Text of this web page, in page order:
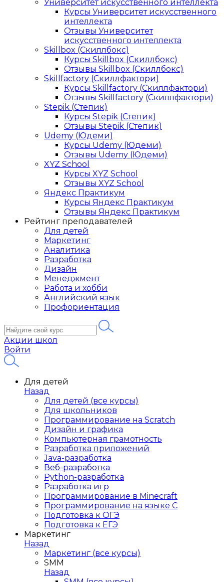
Университет искусственного интеллекта
Курсы Университет искусственного
интеллекта
Отзывы Университет
искусственного интеллекта
Skillbox (Скиллбокс)
Курсы Skillbox (Скиллбокс)
Отзывы Skillbox (Скиллбокс)
Skillfactory (Скиллфактори)
Курсы Skillfactory (Скиллфактори)
Отзывы Skillfactory (Скиллфактори)
Stepik (Степик)
Курсы Stepik (Степик)
Отзывы Stepik (Степик)
Udemy (Юдеми)
Курсы Udemy (Юдеми)
Отзывы Udemy (Юдеми)
XYZ School
Курсы XYZ School
Отзывы XYZ School
Яндекс Практикум
Курсы Яндекс Практикум
Отзывы Яндекс Практикум
Рейтинг преподавателей
Для детей
Маркетинг
Аналитика
Разработка
Дизайн
Менеджмент
Работа и хобби
Английский язык
Профориентация
Акции школ
Войти
Для детей
Назад
Для детей (все курсы)
Для школьников
Программирование на Scratch
Дизайн и графика
Компьютерная грамотность
Разработка приложений
Java-разработка
Веб-разработка
Python-разработка
Разработка игр
Программирование в Minecraft
Программирование на языке C
Подготовка к ОГЭ
Подготовка к ЕГЭ
Маркетинг
Назад
Маркетинг (все курсы)
SMM
Назад